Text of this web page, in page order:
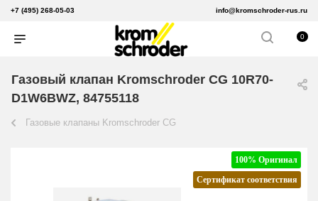
+7 (495) 268-05-03 info@kromschroder-rus.ru
0
Газовый клапан Kromschroder CG 10R70-
D1W6BWZ, 84755118
Газовые клапаны Kromschroder CG
100% Оригинал
Сертификат соответствия